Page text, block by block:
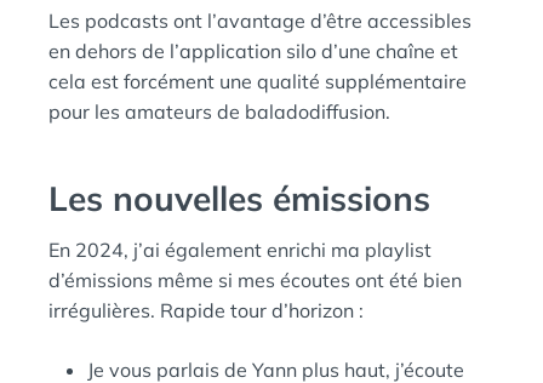
Les podcasts ont l’avantage d’être accessibles
en dehors de l’application silo d’une chaîne et
cela est forcément une qualité supplémentaire
pour les amateurs de baladodiffusion.
Les nouvelles émissions
En 2024, j’ai également enrichi ma playlist
d’émissions même si mes écoutes ont été bien
irrégulières. Rapide tour d’horizon :
Je vous parlais de Yann plus haut, j’écoute